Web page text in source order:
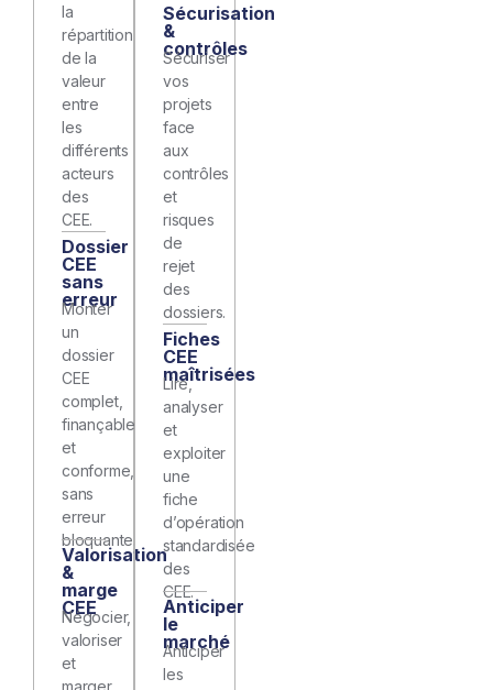
la
répartition
de la
valeur
entre
les
différents
acteurs
des
CEE.
Dossier
CEE
sans
erreur
Monter
un
dossier
CEE
complet,
finançable
et
conforme
sans
erreur
bloquante.
Valorisation
&
marge
CEE
Négocier,
valoriser
et
Sécurisation
&
contrôles
Sécuriser
vos
projets
face
aux
contrôles
et
risques
de
rejet
des
dossiers.
Fiches
CEE
maîtrisées
Lire,
analyser
et
exploiter
une
fiche
d’opération
standardisée
des
CEE.
Anticiper
le
marché
Anticiper
les